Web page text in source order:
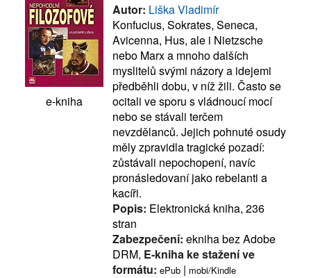
e-kniha
Autor: Liška Vladimír
Konfucius, Sokrates, Seneca,
Avicenna, Hus, ale i Nietzsche
nebo Marx a mnoho dalších
myslitelů svými názory a idejemi
předběhli dobu, v níž žili. Často se
ocitali ve sporu s vládnoucí mocí
nebo se stávali terčem
nevzdělanců. Jejich pohnuté osudy
měly zpravidla tragické pozadí:
zůstávali nepochopení, navíc
pronásledovaní jako rebelanti a
kacíři.
Popis: Elektronická kniha, 236
stran
Zabezpečení: ekniha bez Adobe
DRM, E-kniha ke stažení ve
formátu: ePub | mobi/Kindle